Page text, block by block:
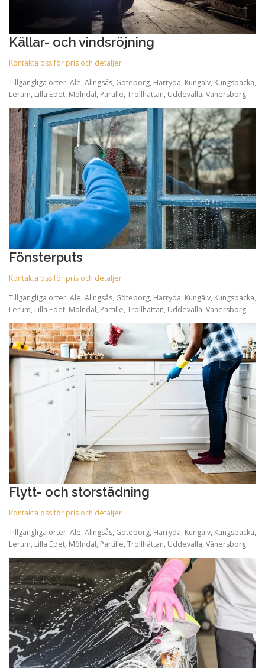
Källar- och vindsröjning
Kontakta oss för pris och detaljer
Tillgängliga orter: Ale, Alingsås, Göteborg, Härryda, Kungälv, Kungsbacka,
Lerum, Lilla Edet, Mölndal, Partille, Trollhättan, Uddevalla, Vänersborg
Fönsterputs
Kontakta oss för pris och detaljer
Tillgängliga orter: Ale, Alingsås, Göteborg, Härryda, Kungälv, Kungsbacka,
Lerum, Lilla Edet, Mölndal, Partille, Trollhättan, Uddevalla, Vänersborg
Flytt- och storstädning
Kontakta oss för pris och detaljer
Tillgängliga orter: Ale, Alingsås, Göteborg, Härryda, Kungälv, Kungsbacka,
Lerum, Lilla Edet, Mölndal, Partille, Trollhättan, Uddevalla, Vänersborg